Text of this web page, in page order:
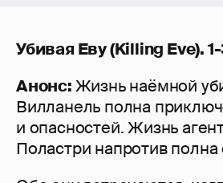
Убивая Еву(Killing Eve).
Анoнс:Жизнь наёмной
Вилланель полна
и опасностей. Жизнь
Поластри напротив полна